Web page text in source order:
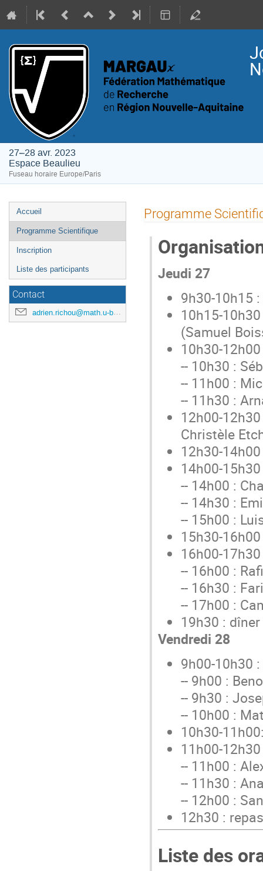
27–28 avr. 2023
Espace Beaulieu
Fuseau horaire Europe/Paris
Menu
de
l'événement
Accueil
Programme Scientifique
Inscription
Liste des participants
Contact
adrien.richou@math.u-bordeaux.fr
Programme
Jeudi 27
9h30-10h15
10h15-
(Samuel
10h30-
-- 10h30 :
-- 11h00 :
-- 11h30 :
12h00-
Christèle
12h30-
14h00-
-- 14h00 :
-- 14h30 :
-- 15h00 :
15h30-
16h00-
-- 16h00 :
-- 16h30 :
-- 17h00 :
19h30 :
Vendredi 28
9h00-10h30
-- 9h00 :
-- 9h30 :
-- 10h00 :
10h30-
11h00-
-- 11h00 :
-- 11h30 :
-- 12h00 :
12h30 : repas
Liste des